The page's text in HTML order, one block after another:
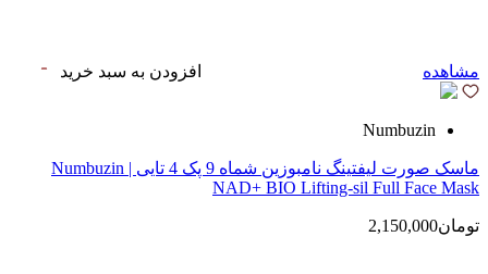
مشاهده افزودن به سبد خرید
Numbuzin
ماسک صورت لیفتینگ نامبوزین شماه 9 پک 4 تایی | Numbuzin
NAD+ BIO Lifting-sil Full Face Mask
تومان2,150,000